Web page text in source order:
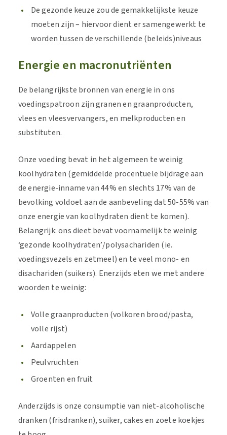
De gezonde keuze zou de gemakkelijkste keuze
moeten zijn – hiervoor dient er samengewerkt te
worden tussen de verschillende (beleids)niveaus
Energie en macronutriënten
De belangrijkste bronnen van energie in ons
voedingspatroon zijn granen en graanproducten,
vlees en vleesvervangers, en melkproducten en
substituten.
Onze voeding bevat in het algemeen te weinig
koolhydraten (gemiddelde procentuele bijdrage aan
de energie-inname van 44% en slechts 17% van de
bevolking voldoet aan de aanbeveling dat 50-55% van
onze energie van koolhydraten dient te komen).
Belangrijk: ons dieet bevat voornamelijk te weinig
‘gezonde koolhydraten’/polysachariden (ie.
voedingsvezels en zetmeel) en te veel mono- en
disachariden (suikers). Enerzijds eten we met andere
woorden te weinig:
Volle graanproducten (volkoren brood/pasta,
volle rijst)
Aardappelen
Peulvruchten
Groenten en fruit
Anderzijds is onze consumptie van niet-alcoholische
dranken (frisdranken), suiker, cakes en zoete koekjes